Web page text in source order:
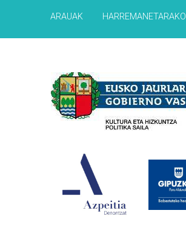
ARAUAK HARREMANETARAKO